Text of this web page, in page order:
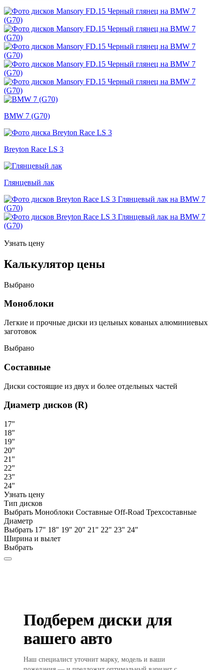
BMW 7 (G70)
Breyton Race LS 3
Глянцевый лак
Узнать цену
Калькулятор цены
Выбрано
Моноблоки
Легкие и прочные диски из цельных кованых алюминиевых
заготовок
Выбрано
Составные
Диски состоящие из двух и более отдельных частей
Диаметр дисков (R)
17"
18"
19"
20"
21"
22"
23"
24"
Узнать цену
Тип дисков
Выбрать Моноблоки Составные Off-Road Трехсоставные
Диаметр
Выбрать 17" 18" 19" 20" 21" 22" 23" 24"
Ширина и вылет
Выбрать
Подберем диски для
вашего авто
Наш специалист уточнит марку, модель и ваши